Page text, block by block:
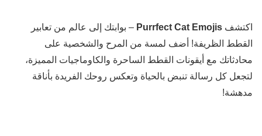
اكتشف Purrfect Cat Emojis – بوابتك إلى عالم من تعابير
القطط الظريفة! أضف لمسة من المرح والشخصية على
محادثاتك مع أيقونات القطط الساحرة والكاوماجيات المميزة،
لتجعل كل رسالة تنبض بالحياة وتعكس روحك الفريدة بأناقة
مدهشة!